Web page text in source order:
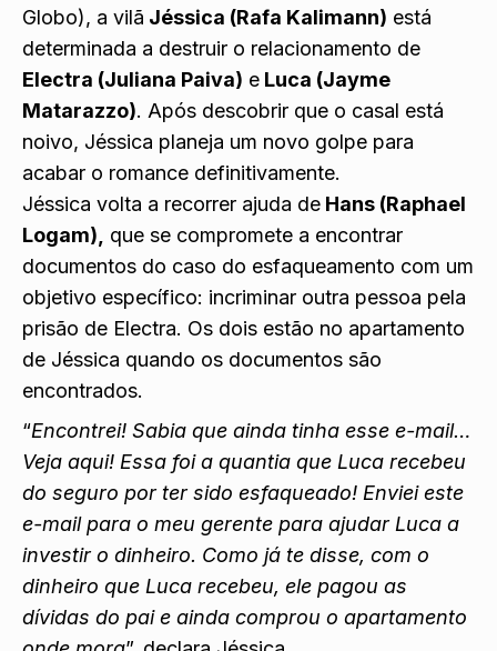
Globo), a vilã Jéssica (Rafa Kalimann) está
determinada a destruir o relacionamento de
Electra (Juliana Paiva) e Luca (Jayme
Matarazzo). Após descobrir que o casal está
noivo, Jéssica planeja um novo golpe para
acabar o romance definitivamente.
Jéssica volta a recorrer ajuda de Hans (Raphael
Logam),
que se compromete a encontrar
documentos do caso do esfaqueamento com um
objetivo específico: incriminar outra pessoa pela
prisão de Electra. Os dois estão no apartamento
de Jéssica quando os documentos são
encontrados.
“Encontrei! Sabia que ainda tinha esse e-mail…
Veja aqui! Essa foi a quantia que Luca recebeu
do seguro por ter sido esfaqueado! Enviei este
e-mail para o meu gerente para ajudar Luca a
investir o dinheiro. Como já te disse, com o
dinheiro que Luca recebeu, ele pagou as
dívidas do pai e ainda comprou o apartamento